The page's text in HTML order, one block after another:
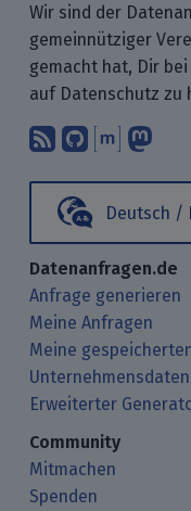
Wir sind der
gemeinnütziger
gemacht hat, Dir
auf Datenschutz zu
Abonniere
Finde
Deutsch /
Datenanfragen.de
Anfrage generieren
Meine Anfragen
Meine
Erweiterter
Community
Mitmachen
Spenden